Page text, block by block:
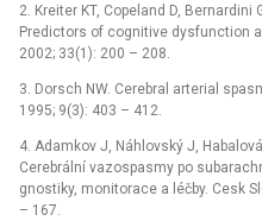
2. Kreiter KT, Copeland D,
Predictors of cognitive dysfunction
2002; 33(1): 200 –⁠ 208.
3. Dorsch NW. Cerebral arterial
1995; 9(3): 403 –⁠ 412.
4. Adamkov J, Náhlovský J,
Cerebrální vazospasmy po
gnostiky, monitorace a léčby. Cesk
–⁠ 167.